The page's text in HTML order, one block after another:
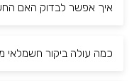
איך אפשר לבדוק האם
כמה עולה ביקור חשמלאי